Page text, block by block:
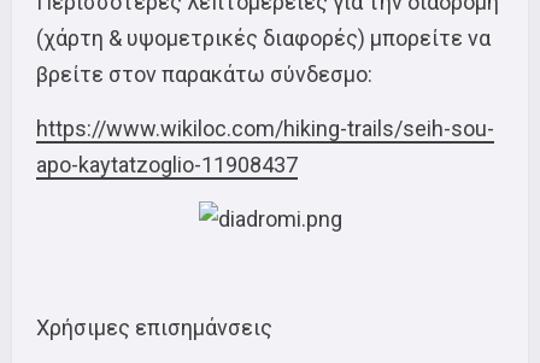
(χάρτη & υψομετρικές διαφορές) μπορείτε να
βρείτε στον παρακάτω σύνδεσμο:
https://www.wikiloc.com/hiking-trails/seih-sou-
apo-kaytatzoglio-11908437
Χρήσιμες επισημάνσεις